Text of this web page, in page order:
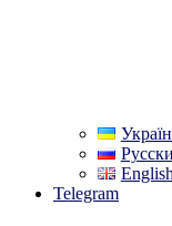
English
Telegram